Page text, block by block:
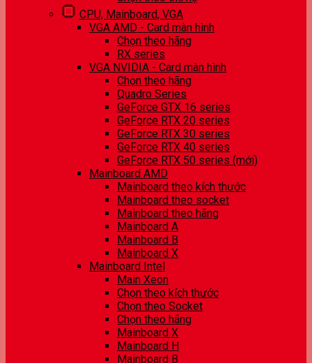
CPU, Mainboard, VGA
VGA AMD - Card màn hình
Chọn theo hãng
RX series
VGA NVIDIA - Card màn hình
Chọn theo hãng
Quadro Series
GeForce GTX 16 series
GeForce RTX 20 series
GeForce RTX 30 series
GeForce RTX 40 series
GeForce RTX 50 series (mới)
Mainboard AMD
Mainboard theo kích thước
Mainboard theo socket
Mainboard theo hãng
Mainboard A
Mainboard B
Mainboard X
Mainboard Intel
Main Xeon
Chọn theo kích thước
Chọn theo Socket
Chọn theo hãng
Mainboard X
Mainboard H
Mainboard B